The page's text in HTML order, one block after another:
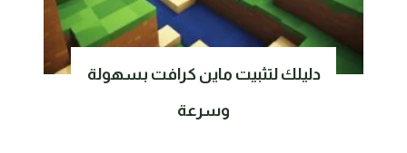
دليلك لتثبيت ماين كرافت بسهولة
وسرعة